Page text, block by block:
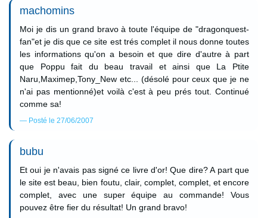
machomins
Moi je dis un grand bravo à toute l'équipe de "dragonquest-
fan"et je dis que ce site est trés complet il nous donne toutes
les informations qu'on a besoin et que dire d'autre à part
que Poppu fait du beau travail et ainsi que La Ptite
Naru,Maximep,Tony_New etc... (désolé pour ceux que je ne
n'ai pas mentionné)et voilà c'est à peu prés tout. Continué
comme sa!
Posté le 27/06/2007
bubu
Et oui je n'avais pas signé ce livre d'or! Que dire? A part que
le site est beau, bien foutu, clair, complet, complet, et encore
complet, avec une super équipe au commande! Vous
pouvez être fier du résultat! Un grand bravo!